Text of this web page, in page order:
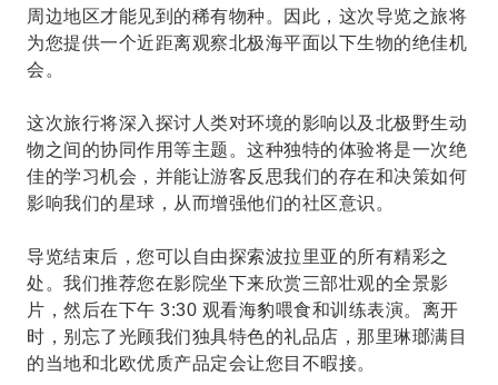
周边地区才能见到的稀有物种。因此，这次导览之旅将
为您提供一个近距离观察北极海平面以下生物的绝佳机
会。
这次旅行将深入探讨人类对环境的影响以及北极野生动
物之间的协同作用等主题。这种独特的体验将是一次绝
佳的学习机会，并能让游客反思我们的存在和决策如何
影响我们的星球，从而增强他们的社区意识。
导览结束后，您可以自由探索波拉里亚的所有精彩之
处。我们推荐您在影院坐下来欣赏三部壮观的全景影
片，然后在下午 3:30 观看海豹喂食和训练表演。离开
时，别忘了光顾我们独具特色的礼品店，那里琳瑯满目
的当地和北欧优质产品定会让您目不暇接。